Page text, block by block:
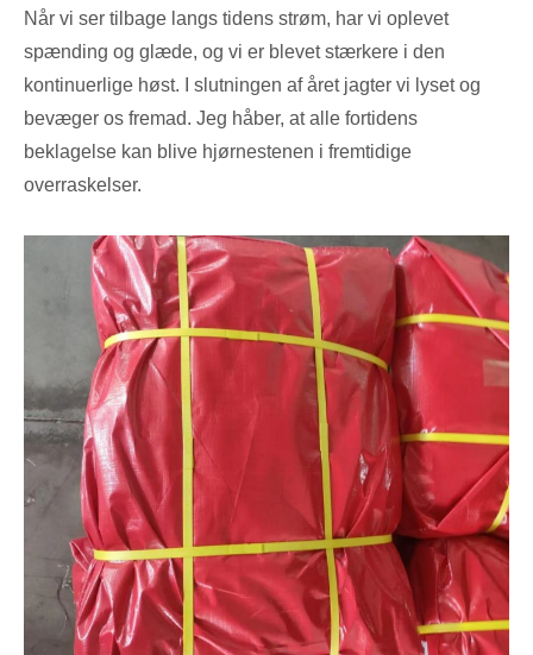
Når vi ser tilbage langs tidens strøm, har vi oplevet
spænding og glæde, og vi er blevet stærkere i den
kontinuerlige høst. I slutningen af ​​året jagter vi lyset og
bevæger os fremad. Jeg håber, at alle fortidens
beklagelse kan blive hjørnestenen i fremtidige
overraskelser.